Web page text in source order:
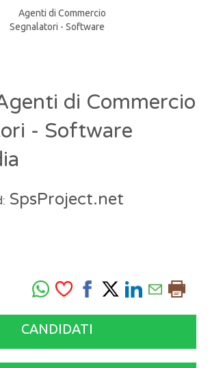
di Commercio
- Software
SpsProject.net
CANDIDATI